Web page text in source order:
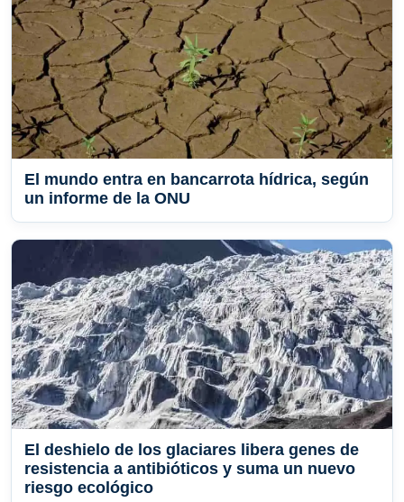
El mundo entra en bancarrota hídrica, según
un informe de la ONU
El deshielo de los glaciares libera genes de
resistencia a antibióticos y suma un nuevo
riesgo ecológico